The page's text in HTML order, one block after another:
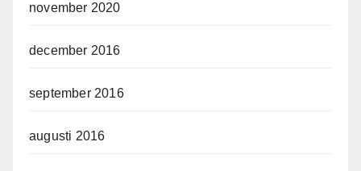
november 2020
december 2016
september 2016
augusti 2016